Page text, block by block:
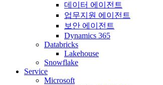
데이터 에이전트
업무지원 에이전트
보안 에이전트
Dynamics 365
Databricks
Lakehouse
Snowflake
Service
Microsoft